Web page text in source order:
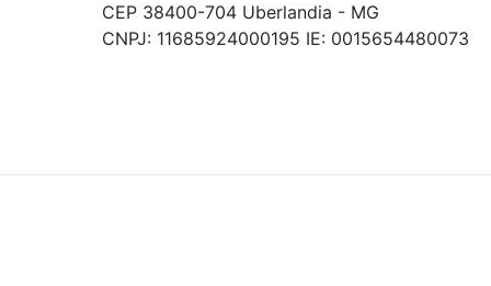
CEP 38400-704 Uberlandia - MG
CNPJ: 11685924000195 IE: 0015654480073